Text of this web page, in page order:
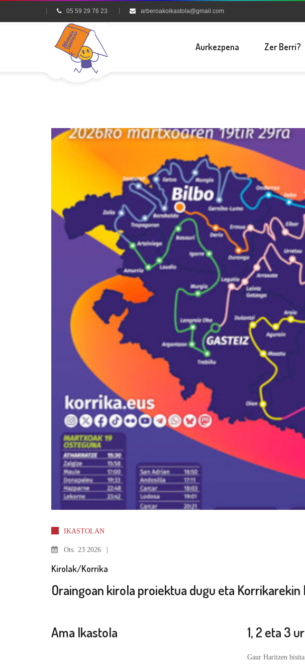
05 59 29 76 23 arberoakoikastola@gmail.com
Aurkezpena Zer Berri?
IKASTOLAN
Ots. 23 2026
Kirolak/Korrika
Oraingoan kirola proiektua dugu eta
Ama Ikastola 1, 2 eta 3
Gaur Haritzen